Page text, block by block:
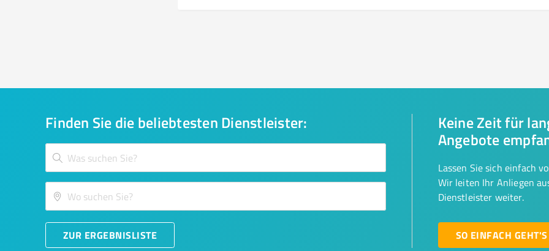
Finden Sie die beliebtesten Dienstleister:
ZUR ERGEBNISLISTE
Keine Zeit für
Angebote
Lassen Sie sich einfach
Wir leiten Ihr Anliegen
Dienstleister weiter.
SO EINFACH GEHT'S